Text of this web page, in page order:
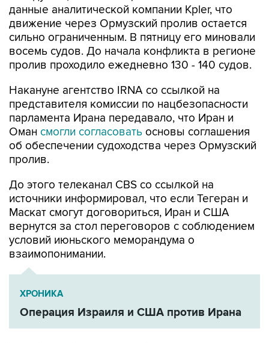
данные аналитической компании Kpler, что
движение через Ормузский пролив остается
сильно ограниченным. В пятницу его миновали
восемь судов. До начала конфликта в регионе
пролив проходило ежедневно 130 - 140 судов.
Накануне агентство IRNA со ссылкой на
представителя комиссии по нацбезопасности
парламента Ирана передавало, что Иран и
Оман смогли согласовать основы соглашения
об обеспечении судоходства через Ормузский
пролив.
До этого телеканал CBS со ссылкой на
источники информировал, что если Тегеран и
Маскат смогут договориться, Иран и США
вернутся за стол переговоров с соблюдением
условий июньского меморандума о
взаимопонимании.
ХРОНИКА
Операция Израиля и США против Ирана